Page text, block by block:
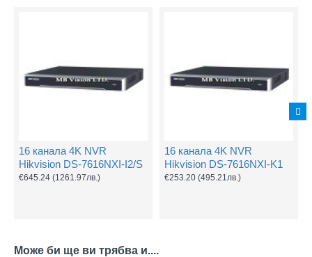
16 канала 4K NVR
Hikvision DS-7616NXI-I2/S
€645.24 (1261.97лв.)
16 канала 4K NVR
Hikvision DS-7616NXI-K1
€253.20 (495.21лв.)
Може би ще ви трябва и....